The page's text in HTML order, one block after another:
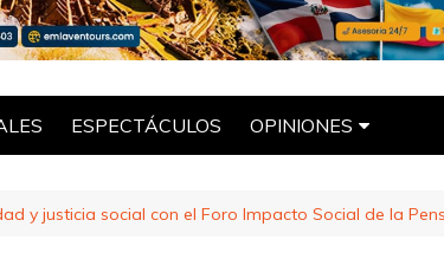
ESPECTÁCULOS OPINIONES
y justicia social con el Foro Impacto Social de la